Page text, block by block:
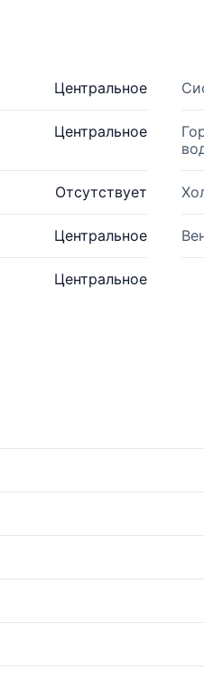
Центральное
Центральное
Отсутствует
Центральное
Центральное